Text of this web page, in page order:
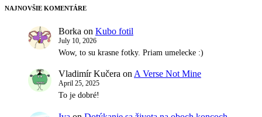
NAJNOVŠIE KOMENTÁRE
Borka on Kubo fotil
July 10, 2026
Wow, to su krasne fotky. Priam umelecke :)
Vladimír Kučera on A Verse Not Mine
April 25, 2025
To je dobré!